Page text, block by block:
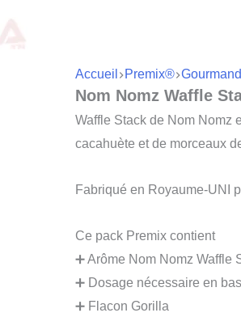
Accueil Premix®
Nom Nomz Waffle
Waffle Stack de Nom Nomz
cacahuète et de morceaux
Fabriqué en Royaume-UNI
Ce pack Premix contient
➕ Arôme Nom Nomz Waffle
➕ Dosage nécessaire en
➕ Flacon Gorilla